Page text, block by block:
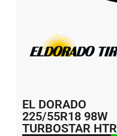
EL DORADO
225/55R18 98W
TURBOSTAR HTR